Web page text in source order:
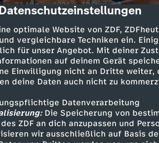
description
optimale Website von ZDF,
vergleichbare Techniken ein.
für unser Angebot. Mit deiner
auf deinem Gerät
Einwilligung nicht an Dritte
deine Daten auch nicht zu
Datenverarbeitung
Die Speicherung von
ZDF an dich anzupassen und
wir ausschließlich auf Basis
23 Min. 2024 ZDFtivi
bei der
in ihrem Tanz und trainiert